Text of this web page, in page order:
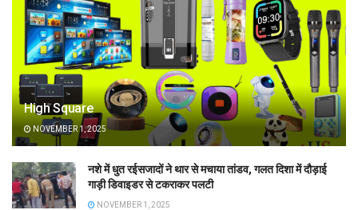
High Square
NOVEMBER 1, 2025
नशे में धुत रईसजादों ने थार से मचाया तांडव, गलत दिशा में दौड़ाई
गाड़ी डिवाइडर से टकराकर पलटी
NOVEMBER 1, 2025